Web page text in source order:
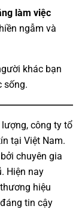
làm việc
ngẫm và
khác bạn
sống.
lượng, công ty tổ
tại Việt Nam.
chuyên gia
Hiện nay
hiệu
tin cậy